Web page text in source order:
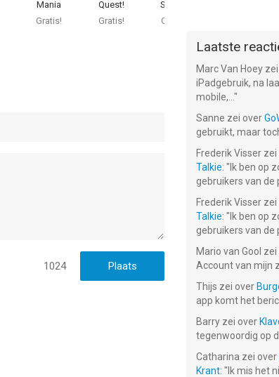
Mania
Gratis!
Quest!
Gratis!
Story 2
Gratis!
1024
Laatste
Marc Van Hoey
iPadgebruik, na
mobile,... "
Sanne zei over
gebruikt, maar
Frederik Visser zei
Talkie: " Ik ben op
gebruikers van de
Frederik Visser zei
Talkie: " Ik ben op
gebruikers van de
Mario van Gool zei
Account van mijn
Thijs zei over
app komt het
Barry zei over
tegenwoordig op
Catharina zei over
Krant: " Ik mis het